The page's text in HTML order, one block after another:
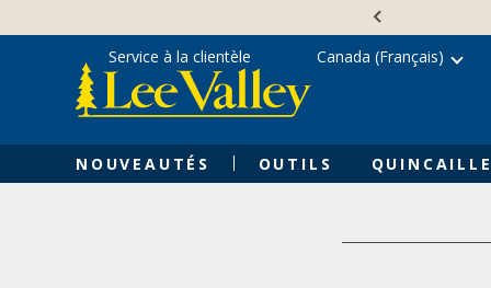
content
NOUVEAUTÉS OUTILS
Service à la clientèle Canada (Français)